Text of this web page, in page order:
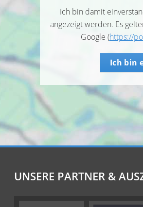
Ich bin damit
angezeigt werden. Es
Google (https://
Ich bin
UNSERE PARTNER &